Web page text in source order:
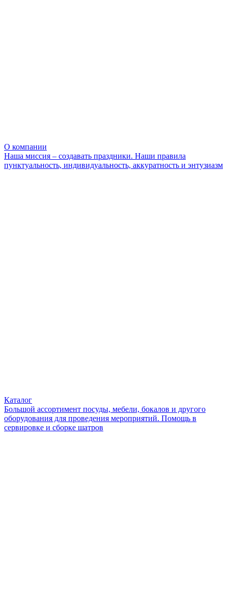
О компании
Наша миссия – создавать праздники. Наши правила
пунктуальность, индивидуальность, аккуратность и энтузиазм
Каталог
Большой ассортимент посуды, мебели, бокалов и другого
оборудования для проведения мероприятий. Помощь в
сервировке и сборке шатров